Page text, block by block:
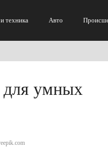
техника Авто
для умных